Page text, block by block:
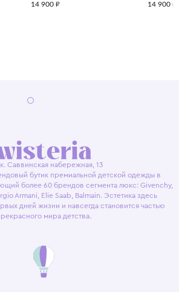
14 900 ₽ 14 900 ₽
Саввинская набережная, 13
бутик премиальной детской одежды в
более 60 брендов сегмента люкс: Givenchy,
Armani, Elie Saab, Balmain. Эстетика здесь
дней жизни и навсегда становится частью
мира детства.